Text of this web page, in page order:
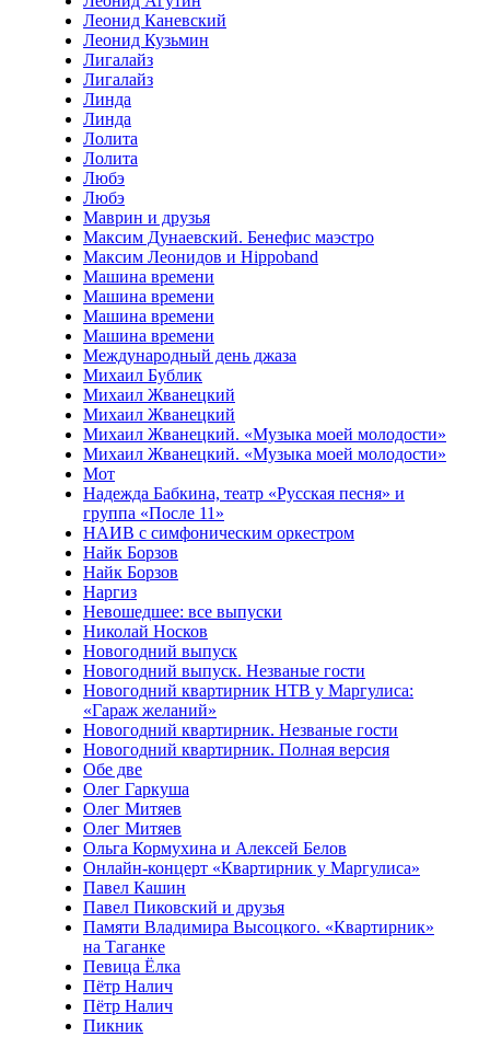
Леонид Каневский
Леонид Кузьмин
Лигалайз
Лигалайз
Линда
Линда
Лолита
Лолита
Любэ
Любэ
Маврин и друзья
Максим Дунаевский. Бенефис маэстро
Максим Леонидов и Hippoband
Машина времени
Машина времени
Машина времени
Машина времени
Международный день джаза
Михаил Бублик
Михаил Жванецкий
Михаил Жванецкий
Михаил Жванецкий. «Музыка моей молодости»
Михаил Жванецкий. «Музыка моей молодости»
Мот
Надежда Бабкина, театр «Русская песня» и
группа «После 11»
НАИВ с симфоническим оркестром
Найк Борзов
Найк Борзов
Наргиз
Невошедшее: все выпуски
Николай Носков
Новогодний выпуск
Новогодний выпуск. Незваные гости
Новогодний квартирник НТВ у Маргулиса:
«Гараж желаний»
Новогодний квартирник. Незваные гости
Новогодний квартирник. Полная версия
Обе две
Олег Гаркуша
Олег Митяев
Олег Митяев
Ольга Кормухина и Алексей Белов
Онлайн-концерт «Квартирник у Маргулиса»
Павел Кашин
Павел Пиковский и друзья
Памяти Владимира Высоцкого. «Квартирник»
на Таганке
Певица Ёлка
Пётр Налич
Пётр Налич
Пикник